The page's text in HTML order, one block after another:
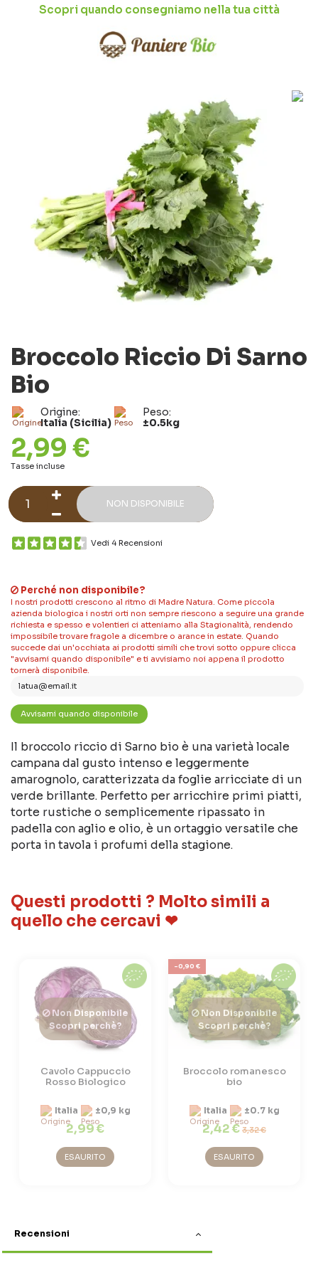
Scopri quando consegniamo nella tua città
Broccolo Riccio Di Sarno
Bio
Origine:
Italia (Sicilia)
Peso:
±0.5kg
2,99 €
Tasse incluse
NON DISPONIBILE
Vedi 4 Recensioni
Perché non disponibile?
I nostri prodotti crescono al ritmo di Madre Natura. Come piccola
azienda biologica i nostri orti non sempre riescono a seguire una grande
richiesta e spesso e volentieri ci atteniamo alla Stagionalità, rendendo
impossibile trovare fragole a dicembre o arance in estate. Quando
succede dai un'occhiata ai prodotti simili che trovi sotto oppure clicca
"avvisami quando disponibile" e ti avvisiamo noi appena il prodotto
tornerà disponibile.
Il broccolo riccio di Sarno bio è una varietà locale
campana dal gusto intenso e leggermente
amarognolo, caratterizzata da foglie arricciate di un
verde brillante. Perfetto per arricchire primi piatti,
torte rustiche o semplicemente ripassato in
padella con aglio e olio, è un ortaggio versatile che
porta in tavola i profumi della stagione.
Questi prodotti ? Molto simili a
quello che cercavi ❤
Non Disponibile
Scopri perchè?
Cavolo Cappuccio
Rosso Biologico
Italia ±0,9 kg
2,99 €
ESAURITO
-0,90 €
Non Disponibile
Scopri perchè?
Broccolo romanesco
bio
Italia ±0.7 kg
2,42 €3,32 €
ESAURITO
Recensioni